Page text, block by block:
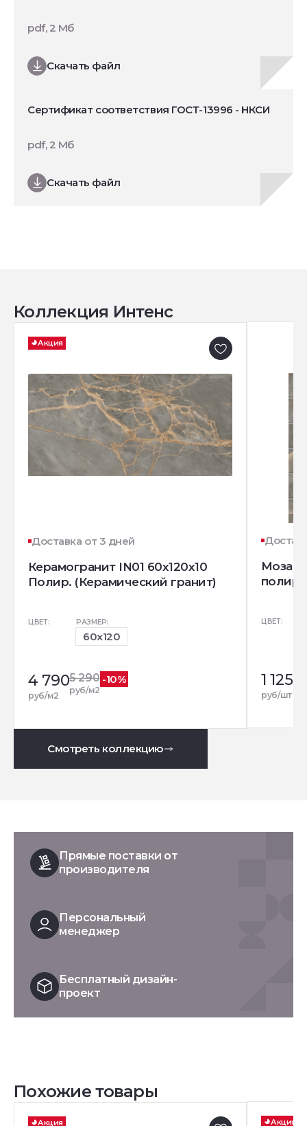
Скачать файл
pdf, 2 Мб
Сертификат соответствия ГОСТ-13996 - НКСИ
Скачать файл
pdf, 2 Мб
Коллекция Интенс
Акция
Доставка от 3 дней
Керамогранит IN01 60x120х10
Полир. (Керамический гранит)
ЦВЕТ: РАЗМЕР:
60x120
4 790
руб/м2
5 290
руб/м2
-10%
полир.
ЦВЕТ:
1 125
руб/шт
Смотреть коллекцию
Прямые поставки от
производителя
Персональный
менеджер
Бесплатный дизайн-
проект
Похожие товары
Акция Акция